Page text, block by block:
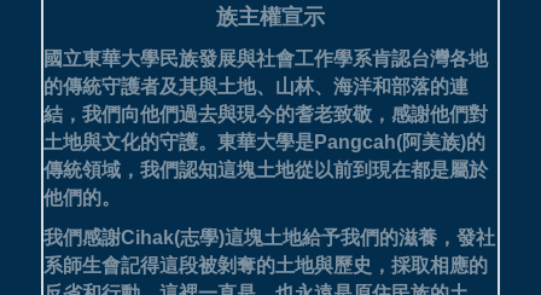
族主權宣示
國立東華大學民族發展與社會工作學系肯認台灣各地
的傳統守護者及其與土地、山林、海洋和部落的連
結，我們向他們過去與現今的耆老致敬，感謝他們對
土地與文化的守護。 東華大學是Pangcah(阿美族)的
傳統領域，我們認知這塊土地從以前到現在都是屬於
他們的。
我們感謝Cihak(志學)這塊土地給予我們的滋養，發社
系師生會記得這段被剝奪的土地與歷史，採取相應的